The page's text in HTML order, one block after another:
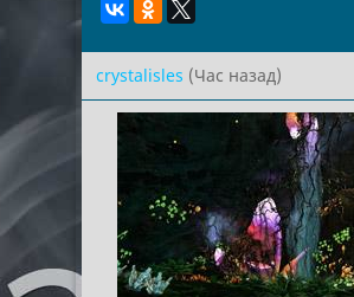
crystalisles (Час назад)